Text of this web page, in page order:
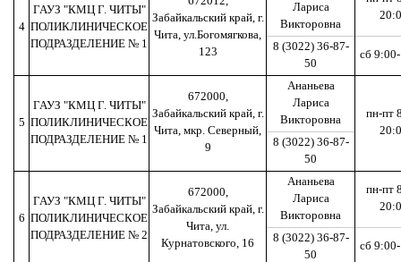
4
ГАУЗ "КМЦ Г. ЧИТЫ"
ПОЛИКЛИНИЧЕСКОЕ
ПОДРАЗДЕЛЕНИЕ № 1
Забайкальский край, г.
Чита, ул.Богомягкова,
123
Лариса
Викторовна
8 (3022) 36-87-
50
сб
5
ГАУЗ "КМЦ Г. ЧИТЫ"
ПОЛИКЛИНИЧЕСКОЕ
ПОДРАЗДЕЛЕНИЕ № 1
672000,
Забайкальский край, г.
Чита, мкр. Северный,
9
Ананьева
Лариса
Викторовна
пн-пт
8 (3022) 36-87-
50
6
ГАУЗ "КМЦ Г. ЧИТЫ"
ПОЛИКЛИНИЧЕСКОЕ
ПОДРАЗДЕЛЕНИЕ № 2
672000,
Забайкальский край, г.
Чита, ул.
Курнатовского, 16
Ананьева
Лариса
Викторовна
пн-пт
8 (3022) 36-87-
50
сб